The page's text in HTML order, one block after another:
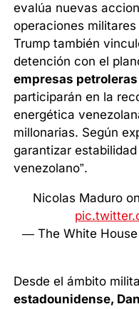
evalúa nuevas
operaciones
Trump también
detención con el
empresas
participarán en la
energética
millonarias. Según
garantizar
venezolano”.
Nicolas Maduro
— The White House
Desde el ámbito
estadounidense,